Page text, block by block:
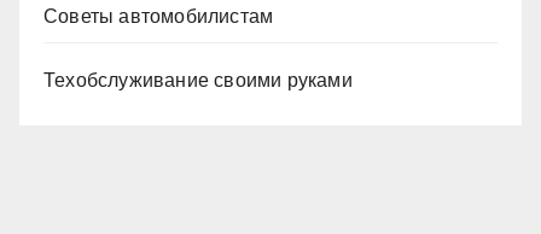
Советы автомобилистам
Техобслуживание своими руками